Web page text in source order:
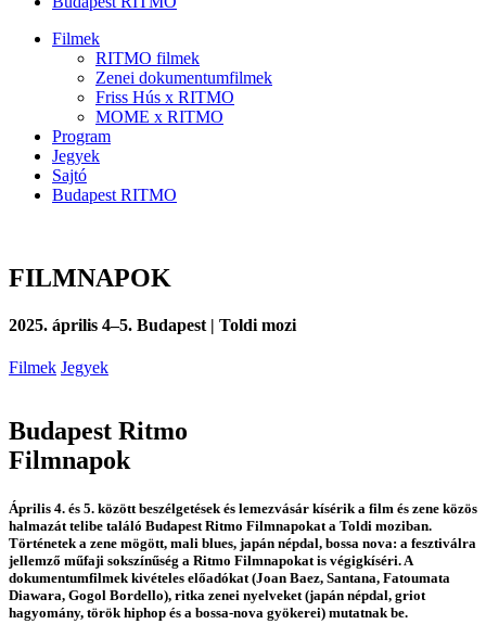
Filmek
RITMO filmek
Zenei dokumentumfilmek
Friss Hús x RITMO
MOME x RITMO
Program
Jegyek
Sajtó
Budapest RITMO
FILMNAPOK
2025. április 4–5. Budapest | Toldi mozi
Filmek Jegyek
Budapest Ritmo
Filmnapok
Április 4. és 5. között beszélgetések és lemezvásár kísérik a film és zene közös
halmazát telibe találó Budapest Ritmo Filmnapokat a Toldi moziban.
Történetek a zene mögött, mali blues, japán népdal, bossa nova: a fesztiválra
jellemző műfaji sokszínűség a Ritmo Filmnapokat is végigkíséri. A
dokumentumfilmek kivételes előadókat (Joan Baez, Santana, Fatoumata
Diawara, Gogol Bordello), ritka zenei nyelveket (japán népdal, griot
hagyomány, török hiphop és a bossa-nova gyökerei) mutatnak be.